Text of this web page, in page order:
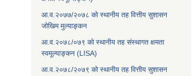
आ.व.२०७७/२०७८ को स्थानीय तह वित्तीय सुशासन
जोखिम मुल्याङ्कन
आ.व.२०७८/०७९ को स्थानीय तह संस्थागत क्षमता
स्वमूल्याङ्कन (LISA)
आ.व.२०७८/२०७९ को स्थानीय तह वित्तीय सुशासन